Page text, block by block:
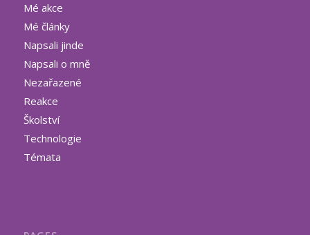
Mé akce
Mé články
Napsali jinde
Napsali o mně
Nezařazené
Reakce
Školství
Technologie
Témata